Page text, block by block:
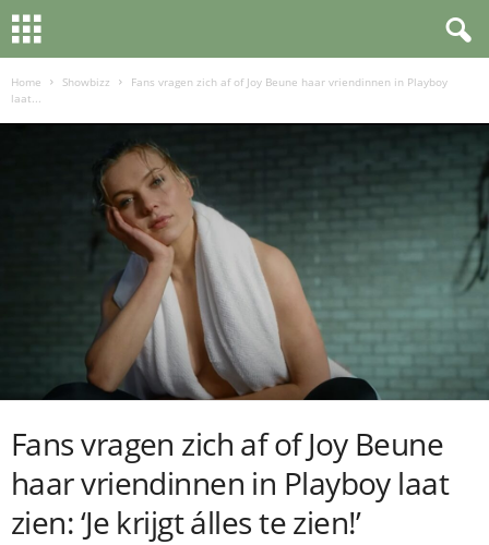
Home Showbizz
Fans vragen zich af of Joy Beune haar vriendinnen in Playboy
laat...
Fans vragen zich af of Joy Beune
haar vriendinnen in Playboy laat
zien: ‘Je krijgt álles te zien!’